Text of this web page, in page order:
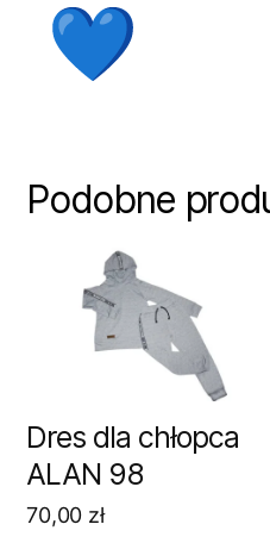
Podobne
Dres dla chłopca
ALAN 98
70,00 zł